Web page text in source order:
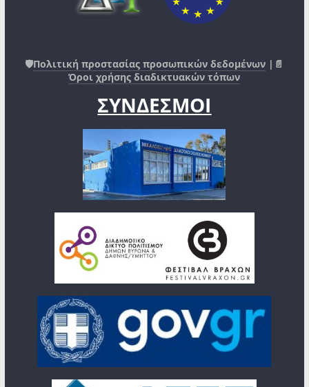
🛡️Πολιτική προστασίας προσωπικών δεδομένων |📄
Όροι χρήσης διαδικτυακών τόπων
ΣΥΝΔΕΣΜΟΙ